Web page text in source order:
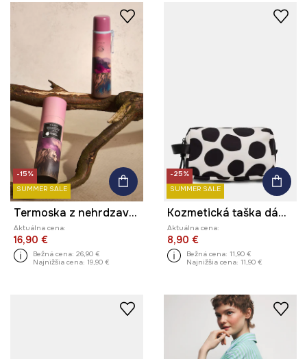
-15%
SUMMER SALE
Termoska z nehrdzavejúcej ocele
Aktuálna cena:
16,90 €
Bežná cena: 26,90 €
Najnižšia cena: 19,90 €
-25%
SUMMER SALE
Kozmetická taška dámska s bodkovaným vzorom
Aktuálna cena:
8,90 €
Bežná cena: 11,90 €
Najnižšia cena: 11,90 €